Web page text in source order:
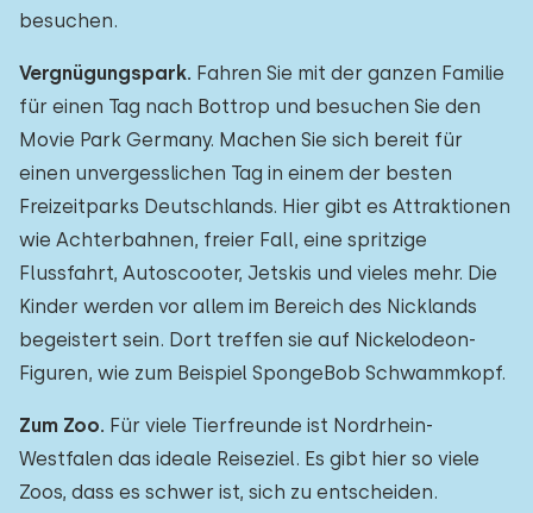
besuchen.
Vergnügungspark. Fahren Sie mit der ganzen Familie
für einen Tag nach Bottrop und besuchen Sie den
Movie Park Germany. Machen Sie sich bereit für
einen unvergesslichen Tag in einem der besten
Freizeitparks Deutschlands. Hier gibt es Attraktionen
wie Achterbahnen, freier Fall, eine spritzige
Flussfahrt, Autoscooter, Jetskis und vieles mehr. Die
Kinder werden vor allem im Bereich des Nicklands
begeistert sein. Dort treffen sie auf Nickelodeon-
Figuren, wie zum Beispiel SpongeBob Schwammkopf.
Zum Zoo. Für viele Tierfreunde ist Nordrhein-
Westfalen das ideale Reiseziel. Es gibt hier so viele
Zoos, dass es schwer ist, sich zu entscheiden.